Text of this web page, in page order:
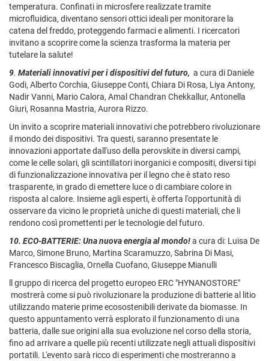
temperatura. Confinati in microsfere realizzate tramite
microfluidica, diventano sensori ottici ideali per monitorare la
catena del freddo, proteggendo farmaci e alimenti. I ricercatori
invitano a scoprire come la scienza trasforma la materia per
tutelare la salute!
9. Materiali innovativi per i dispositivi del futuro, a cura di Daniele
Godi, Alberto Corchia, Giuseppe Conti, Chiara Di Rosa, Liya Antony,
Nadir Vanni, Mario Calora, Amal Chandran Chekkallur, Antonella
Giuri, Rosanna Mastria, Aurora Rizzo.
Un invito a scoprire materiali innovativi che potrebbero rivoluzionare
il mondo dei dispositivi. Tra questi, saranno presentate le
innovazioni apportate dall'uso della perovskite in diversi campi,
come le celle solari, gli scintillatori inorganici e compositi, diversi tipi
di funzionalizzazione innovativa per il legno che è stato reso
trasparente, in grado di emettere luce o di cambiare colore in
risposta al calore. Insieme agli esperti, è offerta l'opportunità di
osservare da vicino le proprietà uniche di questi materiali, che li
rendono così promettenti per le tecnologie del futuro.
10. ECO-BATTERIE: Una nuova energia al mondo!a cura di: Luisa De
Marco, Simone Bruno, Martina Scaramuzzo, Sabrina Di Masi,
Francesco Biscaglia, Ornella Cuofano, Giuseppe Mianulli
ll gruppo di ricerca del progetto europeo ERC "HYNANOSTORE"
mostrerà come si può rivoluzionare la produzione di batterie al litio
utilizzando materie prime ecosostenibili derivate da biomasse. In
questo appuntamento verrà esplorato il funzionamento di una
batteria, dalle sue origini alla sua evoluzione nel corso della storia,
fino ad arrivare a quelle più recenti utilizzate negli attuali dispositivi
portatili. L'evento sarà ricco di esperimenti che mostreranno a